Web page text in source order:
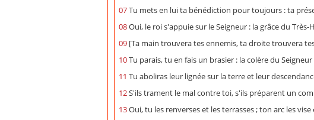
07Tu mets en lui ta bénédiction pour toujours : ta
08Oui, le roi s'appuie sur le Seigneur : la grâce du
09 [Ta main trouvera tes ennemis, ta droite trouvera
10Tu parais, tu en fais un brasier : la colère du
11 Tu aboliras leur lignée sur la terre et leur
12S'ils trament le mal contre toi, s'ils préparent un
13Oui, tu les renverses et les terrasses ; ton arc les